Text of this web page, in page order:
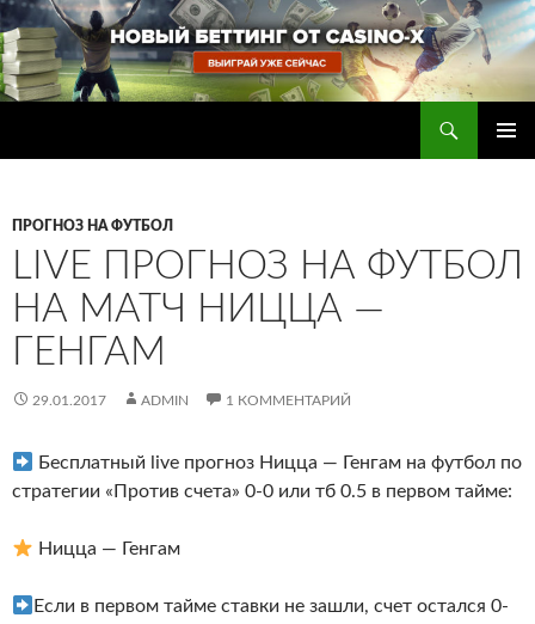
Перейти
к
содержимому
ПРОГНОЗ НА ФУТБОЛ
LIVE ПРОГНОЗ НА ФУТБОЛ
НА МАТЧ НИЦЦА —
ГЕНГАМ
29.01.2017 ADMIN 1 КОММЕНТАРИЙ
Бесплатный live прогноз Ницца — Генгам на футбол по
стратегии «Против счета» 0-0 или тб 0.5 в первом тайме:
Ницца — Генгам
Если в первом тайме ставки не зашли, счет остался 0-